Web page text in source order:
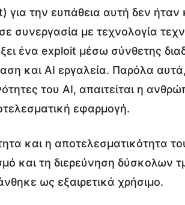
για την ευπάθεια αυτή δεν
συνεργασία με τεχνολογία
ένα exploit μέσω σύνθετης
και AI εργαλεία. Παρόλα
του AI, απαιτείται η
εφαρμογή.
και η αποτελεσματικότητα
και τη διερεύνηση δύσκολων
ως εξαιρετικά χρήσιμο.